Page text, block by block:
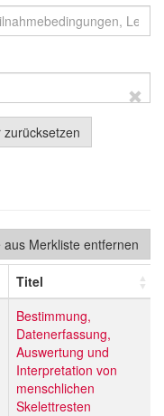
aus Merkliste entfernen
Titel
Bestimmung,
Datenerfassung,
Auswertung und
Interpretation von
menschlichen
Skelettresten